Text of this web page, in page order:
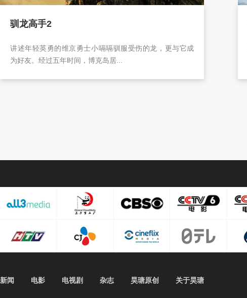
驯龙高手2
讲述年轻英勇的维京勇士小嗝嗝驯服受伤的龙，更与它成
为好友。经过五年时间，博克岛居...
新闻 电影 电视剧 杂志 昊瑭原创 关于昊瑭